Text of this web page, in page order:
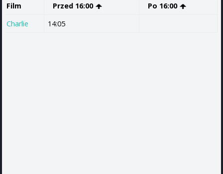
Film
Przed 16:00
Po 16:00
Charlie
14:05